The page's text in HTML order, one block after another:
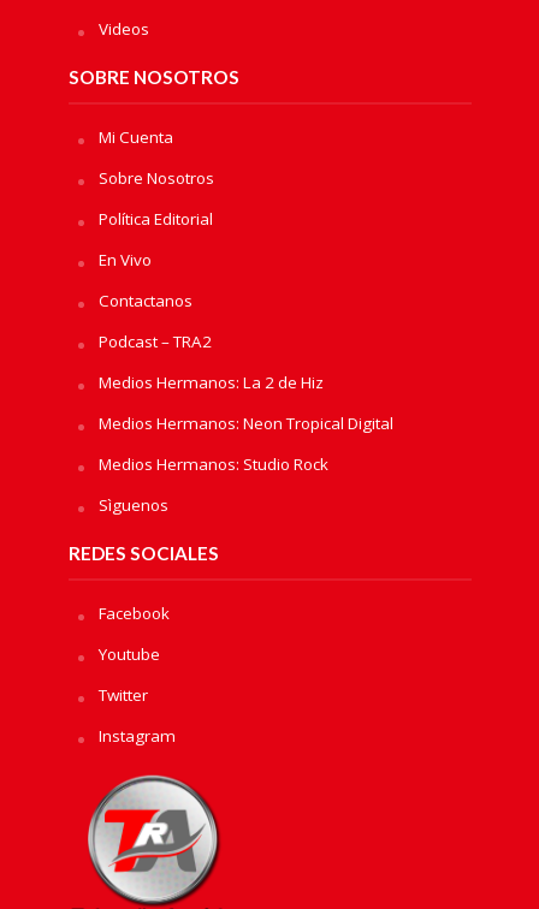
Videos
SOBRE NOSOTROS
Mi Cuenta
Sobre Nosotros
Política Editorial
En Vivo
Contactanos
Podcast – TRA2
Medios Hermanos: La 2 de Hiz
Medios Hermanos: Neon Tropical Digital
Medios Hermanos: Studio Rock
Sìguenos
REDES SOCIALES
Facebook
Youtube
Twitter
Instagram